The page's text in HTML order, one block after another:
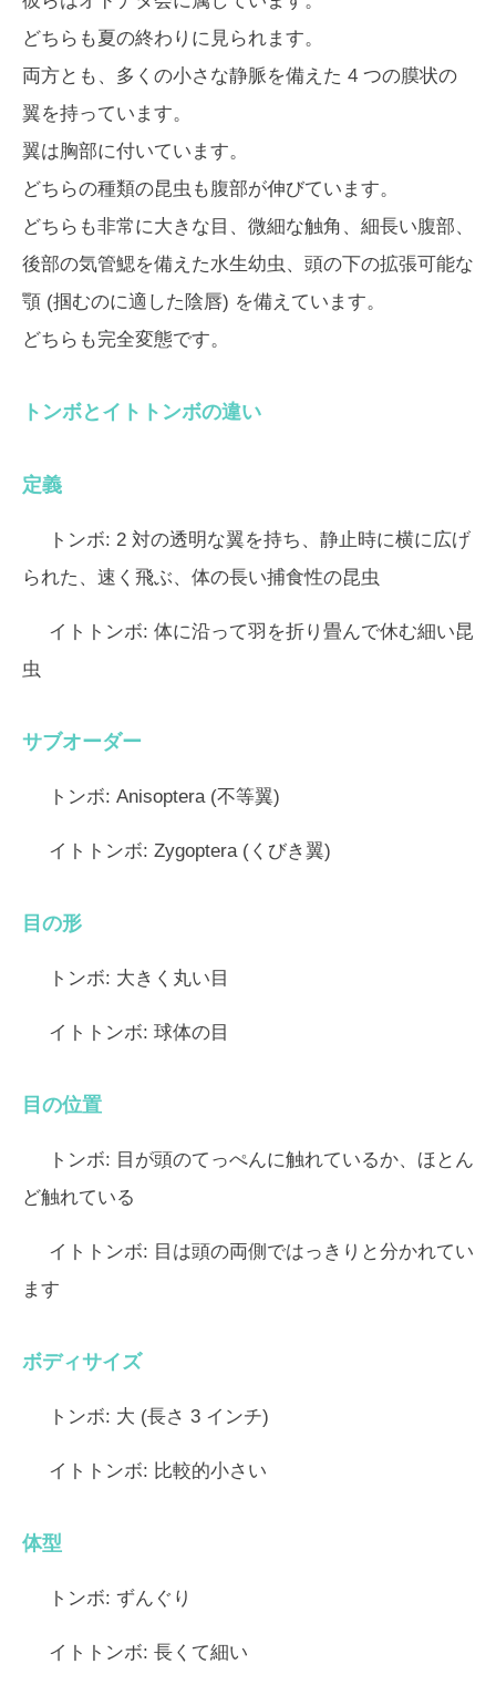
どちらも夏の終わりに見られます。
両方とも、多くの小さな静脈を備えた 4 つの膜状の
翼を持っています。
翼は胸部に付いています。
どちらの種類の昆虫も腹部が伸びています。
どちらも非常に大きな目、微細な触角、細長い腹部、
後部の気管鰓を備えた水生幼虫、頭の下の拡張可能な
顎 (掴むのに適した陰唇) を備えています。
どちらも完全変態です。
トンボとイトトンボの違い
定義
トンボ: 2 対の透明な翼を持ち、静止時に横に広げ
られた、速く飛ぶ、体の長い捕食性の昆虫
イトトンボ: 体に沿って羽を折り畳んで休む細い昆
虫
サブオーダー
トンボ: Anisoptera (不等翼)
イトトンボ: Zygoptera (くびき翼)
目の形
トンボ: 大きく丸い目
イトトンボ: 球体の目
目の位置
トンボ: 目が頭のてっぺんに触れているか、ほとん
ど触れている
イトトンボ: 目は頭の両側ではっきりと分かれてい
ます
ボディサイズ
トンボ: 大 (長さ 3 インチ)
イトトンボ: 比較的小さい
体型
トンボ: ずんぐり
イトトンボ: 長くて細い